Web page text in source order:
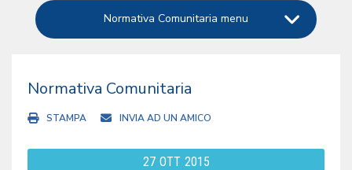
Normativa Comunitaria menu
Normativa Comunitaria
STAMPA INVIA AD UN AMICO
27 OTT 2015